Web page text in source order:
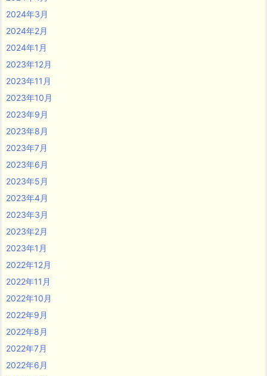
2024年3月
2024年2月
2024年1月
2023年12月
2023年11月
2023年10月
2023年9月
2023年8月
2023年7月
2023年6月
2023年5月
2023年4月
2023年3月
2023年2月
2023年1月
2022年12月
2022年11月
2022年10月
2022年9月
2022年8月
2022年7月
2022年6月